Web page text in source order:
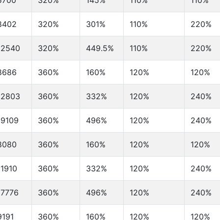
320% 301% 110% 220%
320% 449.5% 110% 220%
360% 160% 120% 120%
360% 332% 120% 240%
360% 496% 120% 240%
360% 160% 120% 120%
360% 332% 120% 240%
360% 496% 120% 240%
360% 160% 120% 120%